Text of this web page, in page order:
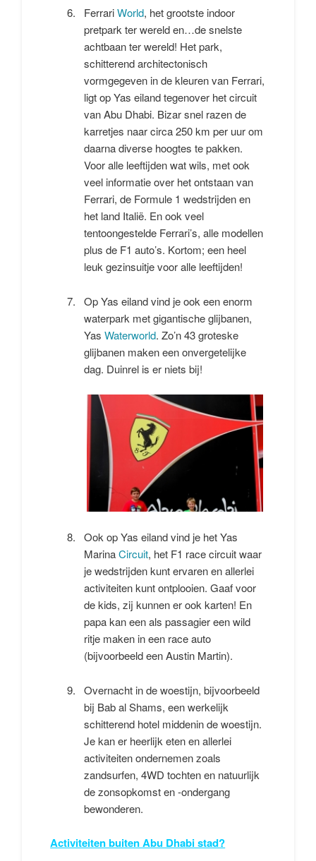
FerrariWorld, het grootste indoor
pretpark ter wereld en…de snelste
achtbaan ter wereld! Het park,
schitterend architectonisch
vormgegeven in de kleuren van Ferrari,
ligt op Yas eiland tegenover het circuit
van Abu Dhabi. Bizar snel razen de
karretjes naar circa 250 km per uur om
daarna diverse hoogtes te pakken.
Voor alle leeftijden wat wils, met ook
veel informatie over het ontstaan van
Ferrari, de Formule 1 wedstrijden en
het land Italië. En ook veel
tentoongestelde Ferrari’s, alle modellen
plus de F1 auto’s. Kortom; een heel
leuk gezinsuitje voor alle leeftijden!
Op Yas eiland vind je ook een enorm
waterpark met gigantische glijbanen,
Yas Waterworld. Zo’n 43 groteske
glijbanen maken een onvergetelijke
dag. Duinrel is er niets bij!
Ook op Yas eiland vind je het Yas
MarinaCircuit, het F1 race circuit waar
je wedstrijden kunt ervaren en allerlei
activiteiten kunt ontplooien. Gaaf voor
de kids, zij kunnen er ook karten! En
papa kan een als passagier een wild
ritje maken in een race auto
(bijvoorbeeld een Austin Martin).
Overnacht in de woestijn, bijvoorbeeld
bij Bab al Shams, een werkelijk
schitterend hotel middenin de woestijn.
Je kan er heerlijk eten en allerlei
activiteiten ondernemen zoals
zandsurfen, 4WD tochten en natuurlijk
de zonsopkomst en -ondergang
bewonderen.
Activiteiten buiten Abu Dhabi stad?